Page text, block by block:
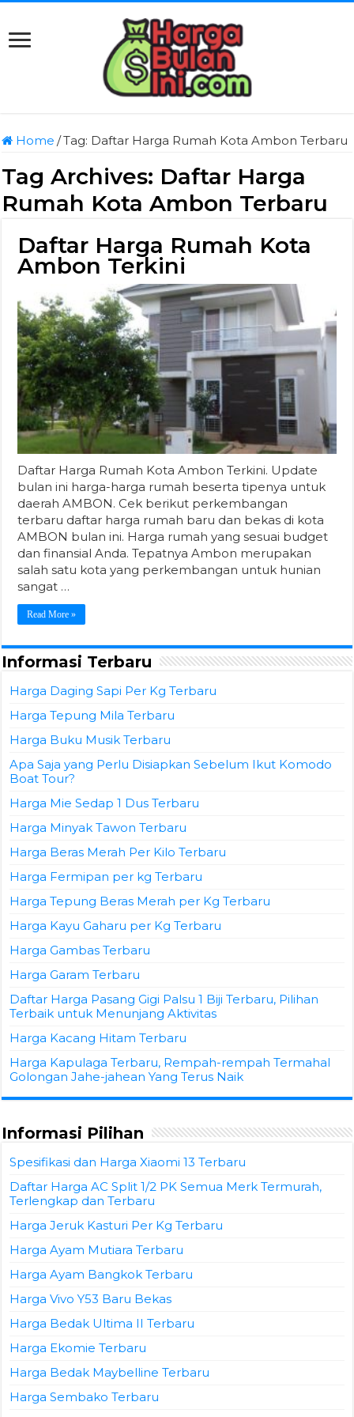
Home /Tag: Daftar Harga Rumah Kota Ambon Terbaru
Tag Archives: Daftar Harga
Rumah Kota Ambon Terbaru
Daftar Harga Rumah Kota
Ambon Terkini
Daftar Harga Rumah Kota Ambon Terkini. Update
bulan ini harga-harga rumah beserta tipenya untuk
daerah AMBON. Cek berikut perkembangan
terbaru daftar harga rumah baru dan bekas di kota
AMBON bulan ini. Harga rumah yang sesuai budget
dan finansial Anda. Tepatnya Ambon merupakan
salah satu kota yang perkembangan untuk hunian
sangat …
Read More »
Informasi Terbaru
Harga Daging Sapi Per Kg Terbaru
Harga Tepung Mila Terbaru
Harga Buku Musik Terbaru
Apa Saja yang Perlu Disiapkan Sebelum Ikut Komodo
Boat Tour?
Harga Mie Sedap 1 Dus Terbaru
Harga Minyak Tawon Terbaru
Harga Beras Merah Per Kilo Terbaru
Harga Fermipan per kg Terbaru
Harga Tepung Beras Merah per Kg Terbaru
Harga Kayu Gaharu per Kg Terbaru
Harga Gambas Terbaru
Harga Garam Terbaru
Daftar Harga Pasang Gigi Palsu 1 Biji Terbaru, Pilihan
Terbaik untuk Menunjang Aktivitas
Harga Kacang Hitam Terbaru
Harga Kapulaga Terbaru, Rempah-rempah Termahal
Golongan Jahe-jahean Yang Terus Naik
Informasi Pilihan
Spesifikasi dan Harga Xiaomi 13 Terbaru
Daftar Harga AC Split 1/2 PK Semua Merk Termurah,
Terlengkap dan Terbaru
Harga Jeruk Kasturi Per Kg Terbaru
Harga Ayam Mutiara Terbaru
Harga Ayam Bangkok Terbaru
Harga Vivo Y53 Baru Bekas
Harga Bedak Ultima II Terbaru
Harga Ekomie Terbaru
Harga Bedak Maybelline Terbaru
Harga Sembako Terbaru